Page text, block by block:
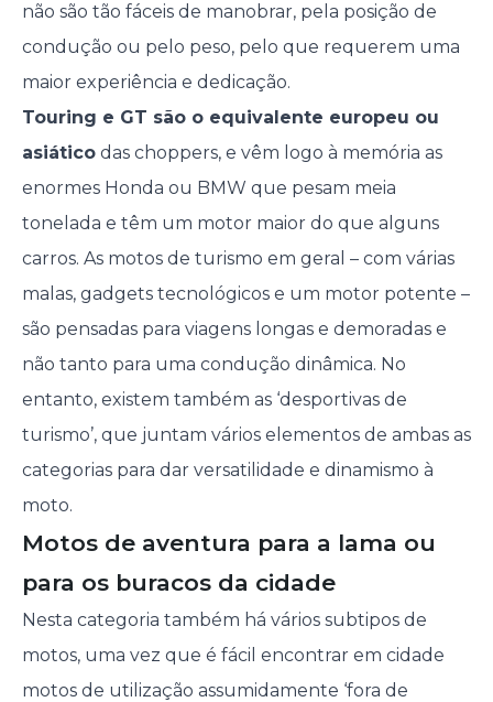
não são tão fáceis de manobrar, pela posição de
condução ou pelo peso, pelo que requerem uma
maior experiência e dedicação.
Touring e GT são o equivalente europeu ou
asiáticodas choppers, e vêm logo à memória as
enormes Honda ou BMW que pesam meia
tonelada e têm um motor maior do que alguns
carros. As motos de turismo em geral – com várias
malas, gadgets tecnológicos e um motor potente –
são pensadas para viagens longas e demoradas e
não tanto para uma condução dinâmica. No
entanto, existem também as ‘desportivas de
turismo’, que juntam vários elementos de ambas as
categorias para dar versatilidade e dinamismo à
moto.
Motos de aventura para a lama ou
para os buracos da cidade
Nesta categoria também há vários subtipos de
motos, uma vez que é fácil encontrar em cidade
motos de utilização assumidamente ‘fora de